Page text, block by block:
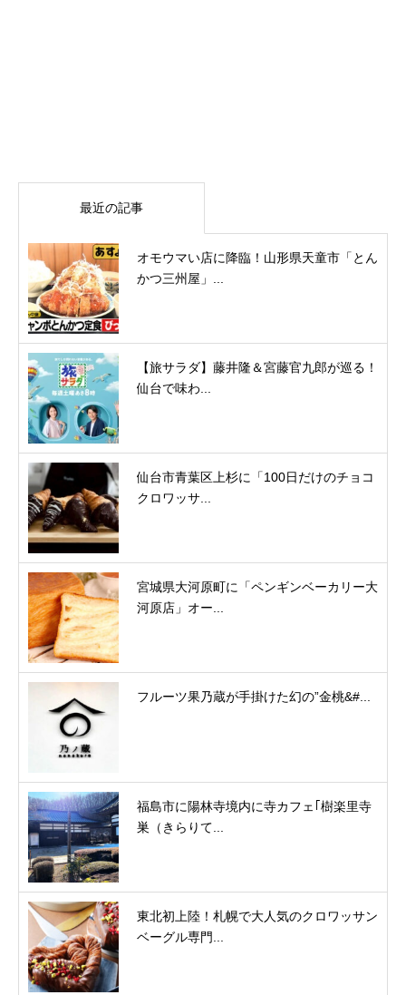
最近の記事
オモウマい店に降臨！山形県天童市「とん
かつ三州屋」...
【旅サラダ】藤井隆＆宮藤官九郎が巡る！
仙台で味わ...
仙台市青葉区上杉に「100日だけのチョコ
クロワッサ...
宮城県大河原町に「ペンギンベーカリー大
河原店」オー...
フルーツ果乃蔵が手掛けた幻の”金桃&#...
福島市に陽林寺境内に寺カフェ｢樹楽里寺
巣（きらりて...
東北初上陸！札幌で大人気のクロワッサン
ベーグル専門...